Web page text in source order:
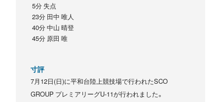
5分 失点
23分 田中 唯人
40分 中山 晴登
45分 原田 唯
寸評
7月12日(日)に平和台陸上競技場で行われたSCO
GROUP プレミアリーグU-11が行われました。